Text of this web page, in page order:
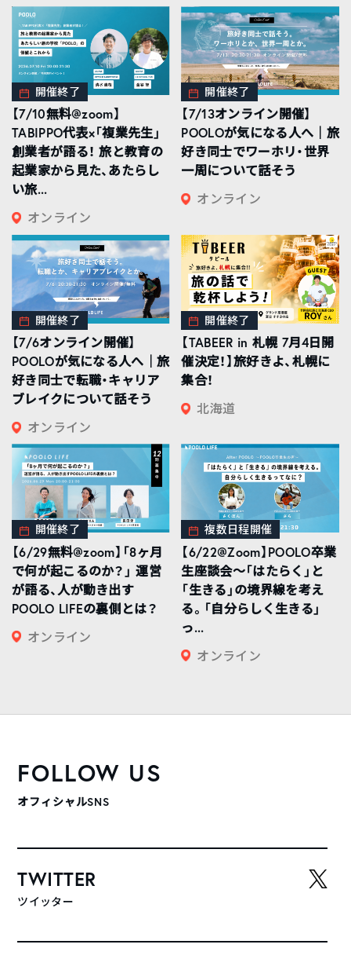
開催終了
【7/10無料@zoom】
TABIPPO代表×「複業先生」
創業者が語る！ 旅と教育の
起業家から見た、あたらし
い旅...
オンライン
開催終了
【7/13オンライン開催】
POOLOが気になる人へ｜旅
好き同士でワーホリ・世界
一周について話そう
オンライン
開催終了
【7/6オンライン開催】
POOLOが気になる人へ｜旅
好き同士で転職・キャリア
ブレイクについて話そう
オンライン
開催終了
【TABEER in 札幌 7月4日開
催決定！】旅好きよ、札幌に
集合！
北海道
開催終了
【6/29無料@zoom】「8ヶ月
で何が起こるのか？」 運営
が語る、人が動き出す
POOLO LIFEの裏側とは？
オンライン
複数日程開催
【6/22@Zoom】POOLO卒業
生座談会〜「はたらく」と
「生きる」の境界線を考え
る。「自分らしく生きる」
っ...
オンライン
FOLLOW US
オフィシャルSNS
TWITTER
ツイッター